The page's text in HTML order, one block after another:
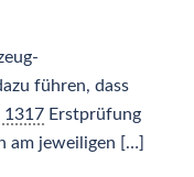
führen, dass
1317 Erstprüfung
am jeweiligen […]